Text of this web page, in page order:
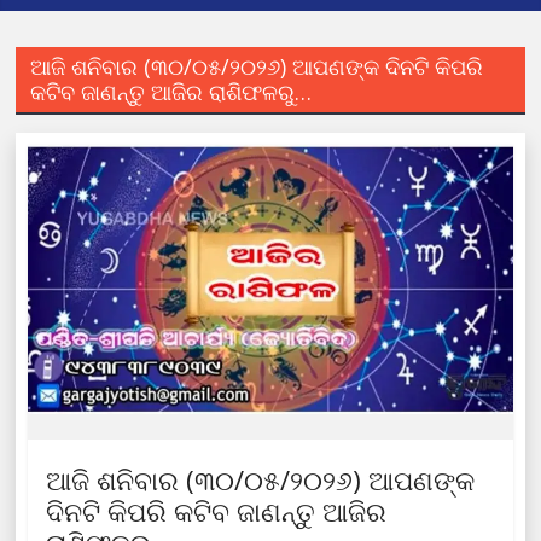
ଆଜି ଶନିବାର (୩୦/୦୫/୨୦୨୬) ଆପଣଙ୍କ ଦିନଟି କିପରି
କଟିବ ଜାଣନ୍ତୁ ଆଜିର ରାଶିଫଳରୁ…
ଆଜି ଶନିବାର (୩୦/୦୫/୨୦୨୬) ଆପଣଙ୍କ
ଦିନଟି କିପରି କଟିବ ଜାଣନ୍ତୁ ଆଜିର